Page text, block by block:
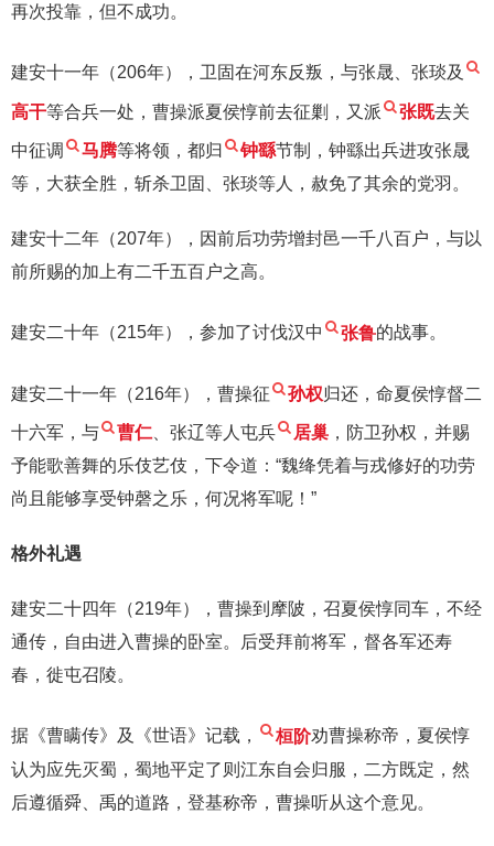
再次投靠，但不成功。
建安十一年（206年），卫固在河东反叛，与张晟、张琰及
高干等合兵一处，曹操派夏侯惇前去征剿，又派 张既去关
中征调 马腾等将领，都归 钟繇节制，钟繇出兵进攻张晟
等，大获全胜，斩杀卫固、张琰等人，赦免了其余的党羽。
建安十二年（207年），因前后功劳增封邑一千八百户，与以
前所赐的加上有二千五百户之高。
建安二十年（215年），参加了讨伐汉中 张鲁的战事。
建安二十一年（216年），曹操征 孙权归还，命夏侯惇督二
十六军，与 曹仁 、张辽等人屯兵 居巢 ，防卫孙权，并赐
予能歌善舞的乐伎艺伎，下令道：“魏绛凭着与戎修好的功劳
尚且能够享受钟磬之乐，何况将军呢！”
格外礼遇
建安二十四年（219年），曹操到摩陂，召夏侯惇同车，不经
通传，自由进入曹操的卧室。后受拜前将军，督各军还寿
春，徙屯召陵。
据《曹瞒传》及《世语》记载， 桓阶劝曹操称帝，夏侯惇
认为应先灭蜀，蜀地平定了则江东自会归服，二方既定，然
后遵循舜、禹的道路，登基称帝，曹操听从这个意见。